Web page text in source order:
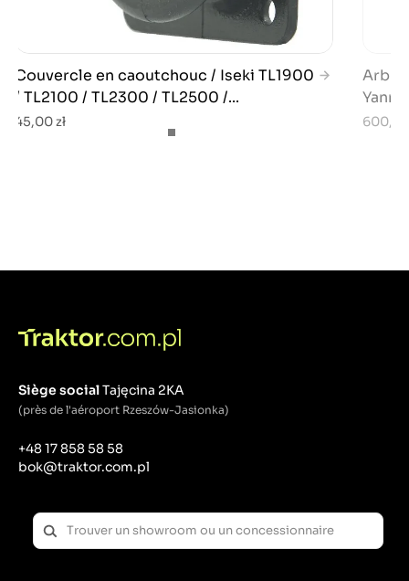
Couvercle en caoutchouc / Iseki TL1900
/ TL2100 / TL2300 / TL2500 /...
45,00 zł
Arbre
600,00
Siège socialTajęcina 2KA
(près de l'aéroport Rzeszów-Jasionka)
+48 17 858 58 58
bok@traktor.com.pl